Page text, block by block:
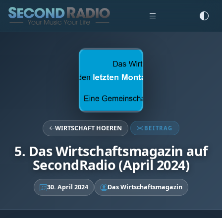
WIRTSCHAFT HOEREN BEITRAG
5. Das Wirtschaftsmagazin auf
SecondRadio (April 2024)
30. April 2024 Das Wirtschaftsmagazin